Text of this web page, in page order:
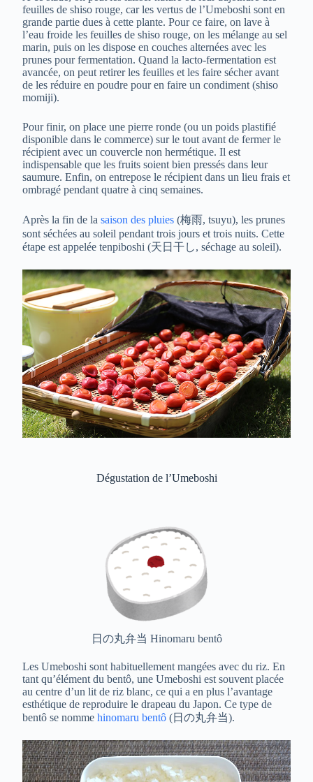
feuilles de shiso rouge, car les vertus de l’Umeboshi sont en
grande partie dues à cette plante. Pour ce faire, on lave à
l’eau froide les feuilles de shiso rouge, on les mélange au sel
marin, puis on les dispose en couches alternées avec les
prunes pour fermentation. Quand la lacto-fermentation est
avancée, on peut retirer les feuilles et les faire sécher avant
de les réduire en poudre pour en faire un condiment (shiso
momiji).
Pour finir, on place une pierre ronde (ou un poids plastifié
disponible dans le commerce) sur le tout avant de fermer le
récipient avec un couvercle non hermétique. Il est
indispensable que les fruits soient bien pressés dans leur
saumure. Enfin, on entrepose le récipient dans un lieu frais et
ombragé pendant quatre à cinq semaines.
Après la fin de lasaison des pluies (梅雨, tsuyu), les prunes
sont séchées au soleil pendant trois jours et trois nuits. Cette
étape est appelée tenpiboshi (天日干し, séchage au soleil).
Dégustation de l’Umeboshi
日の丸弁当 Hinomaru bentô
Les Umeboshi sont habituellement mangées avec du riz. En
tant qu’élément du bentô, une Umeboshi est souvent placée
au centre d’un lit de riz blanc, ce qui a en plus l’avantage
esthétique de reproduire le drapeau du Japon. Ce type de
bentô se nommehinomaru bentô (日の丸弁当).